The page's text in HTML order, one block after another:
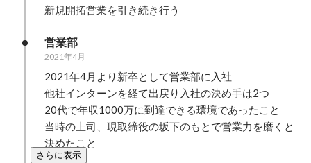
新規開拓営業を引き続き行う
営業部
2021年4月
2021年4月より新卒として営業部に入社
他社インターンを経て出戻り入社の決め手は2つ
20代で年収1000万に到達できる環境であったこと
当時の上司、現取締役の坂下のもとで営業力を磨くと
決めたこと
さらに表示